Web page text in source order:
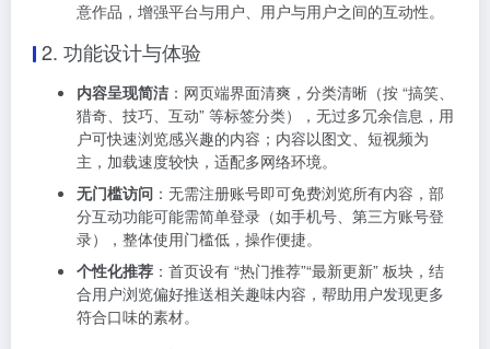
意作品，增强平台与用户、用户与用户之间的互动性。
2. 功能设计与体验
内容呈现简洁 ：网页端界面清爽，分类清晰（按 “搞笑、
猎奇、技巧、互动” 等标签分类），无过多冗余信息，用
户可快速浏览感兴趣的内容；内容以图文、短视频为
主，加载速度较快，适配多网络环境。
无门槛访问 ：无需注册账号即可免费浏览所有内容，部
分互动功能可能需简单登录（如手机号、第三方账号登
录），整体使用门槛低，操作便捷。
个性化推荐 ：首页设有 “热门推荐”“最新更新” 板块，结
合用户浏览偏好推送相关趣味内容，帮助用户发现更多
符合口味的素材。